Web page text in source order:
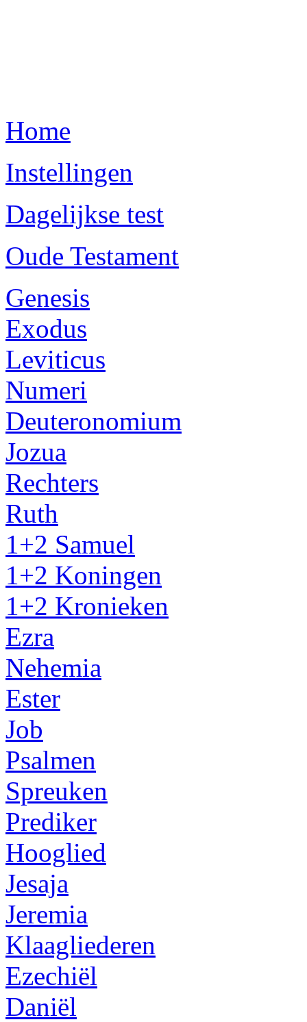
Home
Instellingen
Dagelijkse test
Oude Testament
Genesis
Exodus
Leviticus
Numeri
Deuteronomium
Jozua
Rechters
Ruth
1+2 Samuel
1+2 Koningen
1+2 Kronieken
Ezra
Nehemia
Ester
Job
Psalmen
Spreuken
Prediker
Hooglied
Jesaja
Jeremia
Klaagliederen
Ezechiël
Daniël